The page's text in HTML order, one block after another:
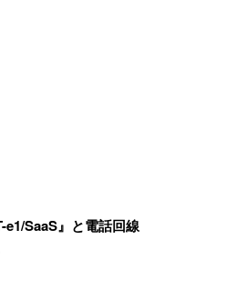
e1/SaaS』と電話回線